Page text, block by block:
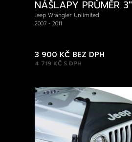
NÁŠLAPY PRŮMĚR 3″
Jeep Wrangler Unlimited
2007 - 2011
4 719 KČ S DPH
3 900 KČ BEZ DPH